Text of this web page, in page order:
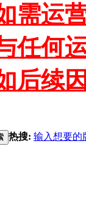
需运
任何
后续
热搜: 输入想要的